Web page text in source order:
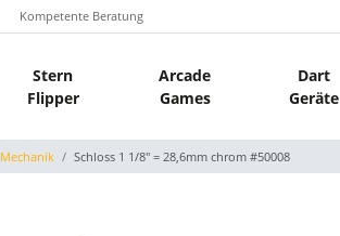
Kompetente Beratung
Stern
Flipper
Arcade
Games
Dart
Geräte
Mechanik Schloss 1 1/8" = 28,6mm chrom #50008